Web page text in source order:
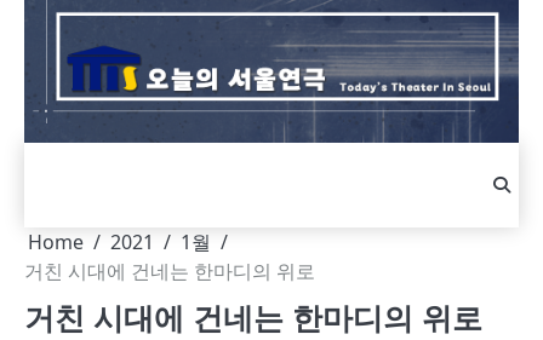
Skip
content
Home 2021
1월
거친 시대에 건네는 한마디의 위로
거친 시대에 건네는 한마디의 위로